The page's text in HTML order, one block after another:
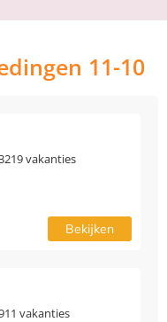
11-10
vakanties
Bekijken
vakanties